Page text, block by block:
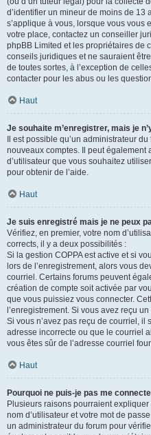
d’identifier un mineur de moins de 13
s’applique à vous, lorsque vous vous
votre place, contactez un conseiller
phpBB Limited et les propriétaires de
conseils juridiques et ne sauraient
de toutes sortes, à l’exception de
contacter pour les abus ou les
Haut
Je souhaite m’enregistrer, mais je
Il est possible qu’un administrateur
nouveaux comptes. Il peut également
d’utilisateur que vous souhaitez
pour obtenir de l’aide.
Haut
Je suis enregistré mais je ne peux
Vérifiez, en premier, votre nom
corrects, il y a deux possibilités :
Si la gestion COPPA est active et si
lors de l’enregistrement, alors vous
courriel. Certains forums peuvent
création de compte soit activée par
que vous puissiez vous connecter.
l’enregistrement. Si vous avez reçu
Si vous n’avez pas reçu de courriel, il
adresse incorrecte ou que le courriel
vous êtes sûr de l’adresse courriel
Haut
Pourquoi ne puis-je pas me
Plusieurs raisons pourraient
nom d’utilisateur et votre mot de
un administrateur du forum pour